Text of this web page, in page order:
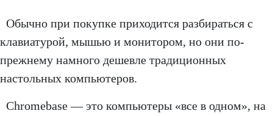
Обычно при покупке приходится разбираться с
клавиатурой, мышью и монитором, но они по-
прежнему намного дешевле традиционных
настольных компьютеров.
Chromebase — это компьютеры «все в одном», на